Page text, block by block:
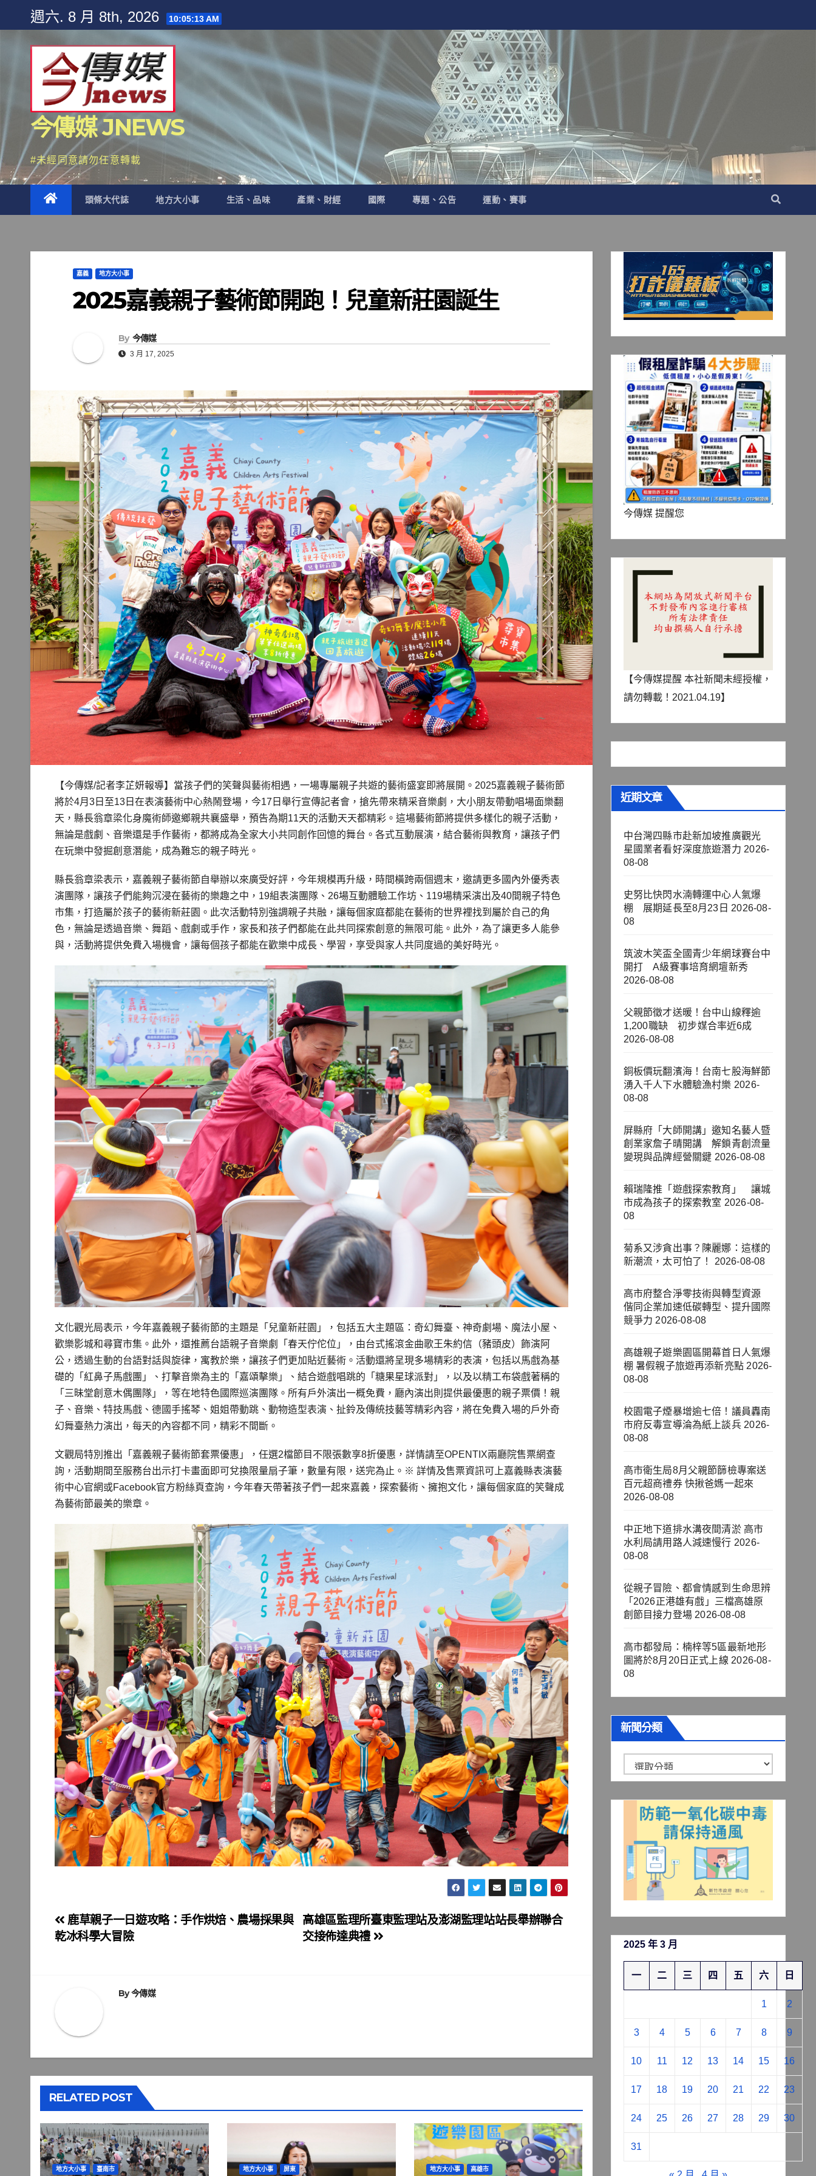
content
週六. 8 月 8th, 2026 10:05:15 AM
今傳媒 JNEWS
#未經同意請勿任意轉載
頭條大代誌 地方大小事 生活、品味 產業、財經 國際 專題、公告 運動、賽事
嘉義 地方大小事
2025嘉義親子藝術節開跑！兒童新莊園誕生
By 今傳媒
3 月 17, 2025
【今傳媒/記者李芷妍報導】當孩子們的笑聲與藝術相遇，一場專屬親子共遊的藝術盛宴即將展開。2025嘉義親子藝術節
將於4月3日至13日在表演藝術中心熱鬧登場，今17日舉行宣傳記者會，搶先帶來精采音樂劇，大小朋友帶動唱場面樂翻
天，縣長翁章梁化身魔術師邀鄉親共襄盛舉，預告為期11天的活動天天都精彩。這場藝術節將提供多樣化的親子活動，
無論是戲劇、音樂還是手作藝術，都將成為全家大小共同創作回憶的舞台。各式互動展演，結合藝術與教育，讓孩子們
在玩樂中發掘創意潛能，成為難忘的親子時光。
縣長翁章梁表示，嘉義親子藝術節自舉辦以來廣受好評，今年規模再升級，時間橫跨兩個週末，邀請更多國內外優秀表
演團隊，讓孩子們能夠沉浸在藝術的樂趣之中，19組表演團隊、26場互動體驗工作坊、119場精采演出及40間親子特色
市集，打造屬於孩子的藝術新莊園。此次活動特別強調親子共融，讓每個家庭都能在藝術的世界裡找到屬於自己的角
色，無論是透過音樂、舞蹈、戲劇或手作，家長和孩子們都能在此共同探索創意的無限可能。此外，為了讓更多人能參
與，活動將提供免費入場機會，讓每個孩子都能在歡樂中成長、學習，享受與家人共同度過的美好時光。
文化觀光局表示，今年嘉義親子藝術節的主題是「兒童新莊園」，包括五大主題區：奇幻舞臺、神奇劇場、魔法小屋、
歡樂影城和尋寶市集。此外，還推薦台語親子音樂劇「春天佇佗位」，由台式搖滾金曲歌王朱約信（豬頭皮）飾演阿
公，透過生動的台語對話與旋律，寓教於樂，讓孩子們更加貼近藝術。活動還將呈現多場精彩的表演，包括以馬戲為基
礎的「紅鼻子馬戲團」、打擊音樂為主的「嘉頌擊樂」、結合遊戲唱跳的「糖果星球派對」，以及以精工布袋戲著稱的
「三昧堂創意木偶團隊」，等在地特色國際巡演團隊。所有戶外演出一概免費，廳內演出則提供最優惠的親子票價！親
子、音樂、特技馬戲、德國手搖琴、姐姐帶動跳、動物造型表演、扯鈴及傳統技藝等精彩內容，將在免費入場的戶外奇
幻舞臺熱力演出，每天的內容都不同，精彩不間斷。
文觀局特別推出「嘉義親子藝術節套票優惠」，任選2檔節目不限張數享8折優惠，詳情請至OPENTIX兩廳院售票網查
詢，活動期間至服務台出示打卡畫面即可兌換限量扇子筆，數量有限，送完為止。※ 詳情及售票資訊可上嘉義縣表演藝
術中心官網或Facebook官方粉絲頁查詢，今年春天帶著孩子們一起來嘉義，探索藝術、擁抱文化，讓每個家庭的笑聲成
為藝術節最美的樂章。
文
章
高雄區監理所臺東監理站及澎湖監理站站長舉辦聯合
交接佈達典禮
鹿草親子一日遊攻略：手作烘焙、農場採果與
乾冰科學大冒險
By今傳媒
RELATED POST
地方大小事 臺南市 地方大小事 屏東 地方大小事 高雄市
今傳媒 提醒您
【今傳媒提醒 本社新聞未經授權，
請勿轉載！2021.04.19】
近期文章
中台灣四縣市赴新加坡推廣觀光
星國業者看好深度旅遊潛力 2026-
08-08
史努比快閃水湳轉運中心人氣爆
棚 展期延長至8月23日 2026-08-
08
筑波木笑盃全國青少年網球賽台中
開打 A級賽事培育網壇新秀
2026-08-08
父親節徵才送暖！台中山線釋逾
1,200職缺 初步媒合率近6成
2026-08-08
銅板價玩翻濱海！台南七股海鮮節
湧入千人下水體驗漁村樂 2026-
08-08
屏縣府「大師開講」邀知名藝人暨
創業家詹子晴開講 解鎖青創流量
變現與品牌經營關鍵 2026-08-08
賴瑞隆推「遊戲探索教育」 讓城
市成為孩子的探索教室 2026-08-
08
菊系又涉貪出事？陳麗娜：這樣的
新潮流，太可怕了！
2026-08-08
高市府整合淨零技術與轉型資源
偕同企業加速低碳轉型、提升國際
競爭力 2026-08-08
高雄親子遊樂園區開幕首日人氣爆
棚 暑假親子旅遊再添新亮點 2026-
08-08
校園電子煙暴增逾七倍！議員轟南
市府反毒宣導淪為紙上談兵 2026-
08-08
高市衛生局8月父親節篩檢專案送
百元超商禮券 快揪爸媽一起來
2026-08-08
中正地下道排水溝夜間清淤 高市
水利局請用路人減速慢行 2026-
08-08
從親子冒險、都會情感到生命思辨
「2026正港雄有戲」三檔高雄原
創節目接力登場 2026-08-08
高市都發局：楠梓等5區最新地形
圖將於8月20日正式上線 2026-08-
08
新聞分類
聞
分
2025 年 3 月
一 二 三 四 五 六 日
1 2
3 4 5 6 7 8 9
10 11 12 13 14 15 16
17 18 19 20 21 22 23
24 25 26 27 28 29 30
31